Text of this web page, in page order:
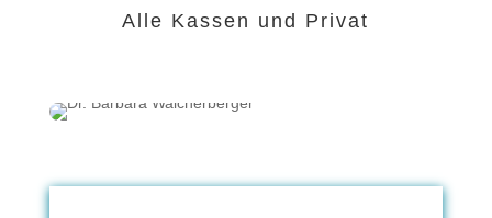
Alle Kassen und Privat